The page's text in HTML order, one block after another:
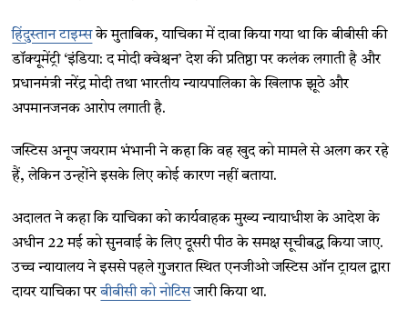
हिंदुस्तान टाइम्सके मुताबिक, याचिका में दावा किया गया था कि बीबीसी की
डॉक्यूमेंट्री ‘इंडिया: द मोदी क्वेश्चन’ देश की प्रतिष्ठा पर कलंक लगाती है और
प्रधानमंत्री नरेंद्र मोदी तथा भारतीय न्यायपालिका के खिलाफ झूठे और
अपमानजनक आरोप लगाती है.
जस्टिस अनूप जयराम भंभानी ने कहा कि वह खुद को मामले से अलग कर रहे
हैं, लेकिन उन्होंने इसके लिए कोई कारण नहीं बताया.
अदालत ने कहा कि याचिका को कार्यवाहक मुख्य न्यायाधीश के आदेश के
अधीन 22 मई को सुनवाई के लिए दूसरी पीठ के समक्ष सूचीबद्ध किया जाए.
उच्च न्यायालय ने इससे पहले गुजरात स्थित एनजीओ जस्टिस ऑन ट्रायल द्वारा
दायर याचिका परबीबीसी को नोटिसजारी किया था.